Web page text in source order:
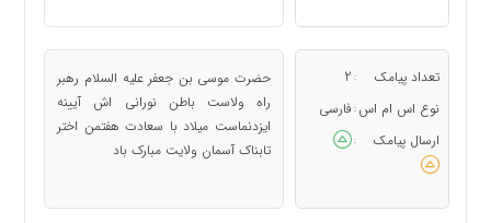
تعداد پیامک :
2
نوع اس ام اس : فارسی
ارسال پیامک
:
حضرت موسی بن جعفر علیه ‏السلام رهبر
راه ولاست باطن نورانی‏ اش آیینه
ایزدنماست میلاد با سعادت هفتمن اختر
تابناک آسمان ولایت مبارک باد